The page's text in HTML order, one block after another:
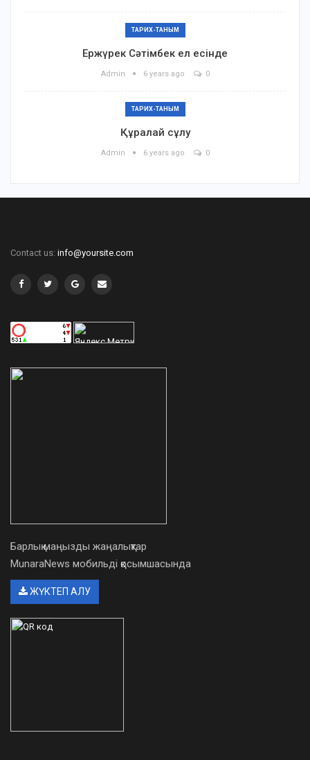
ТАРИХ-ТАНЫМ
Ержүрек Сәтімбек ел есінде
Admin 6 years ago 0
ТАРИХ-ТАНЫМ
Құралай сұлу
Admin 6 years ago 0
Contact us: info@yoursite.com
Барлық маңызды жаңалықтар
MunaraNews мобильді қосымшасында
ЖҮКТЕП АЛУ